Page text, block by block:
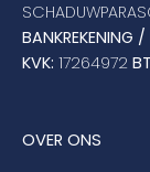
BANKREKENING /
KVK: 17264972
OVER ONS